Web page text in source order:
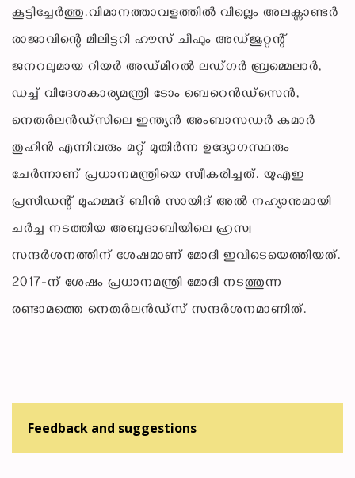
കൂട്ടിച്ചേർത്തു.വിമാനത്താവളത്തിൽ വില്ലെം അലക്സാണ്ടർ
രാജാവിന്റെ മിലിട്ടറി ഹൗസ് ചീഫും അഡ്ജുറ്റന്റ്
ജനറലുമായ റിയർ അഡ്മിറൽ ലഡ്ഗർ ബ്രമ്മെലാർ,
ഡച്ച് വിദേശകാര്യമന്ത്രി ടോം ബെറെൻഡ്സെൻ,
നെതർലൻഡ്‌സിലെ ഇന്ത്യൻ അംബാസഡർ കുമാർ
തുഹിൻ എന്നിവരും മറ്റ് മുതിർന്ന ഉദ്യോഗസ്ഥരും
ചേർന്നാണ് പ്രധാനമന്ത്രിയെ സ്വീകരിച്ചത്. യുഎഇ
പ്രസിഡന്റ് മുഹമ്മദ് ബിൻ സായിദ് അൽ നഹ്യാനുമായി
ചർച്ച നടത്തിയ അബുദാബിയിലെ ഹ്രസ്വ
സന്ദർശനത്തിന് ശേഷമാണ് മോദി ഇവിടെയെത്തിയത്.
2017-ന് ശേഷം പ്രധാനമന്ത്രി മോദി നടത്തുന്ന
രണ്ടാമത്തെ നെതർലൻഡ്‌സ് സന്ദർശനമാണിത്.
Feedback and suggestions